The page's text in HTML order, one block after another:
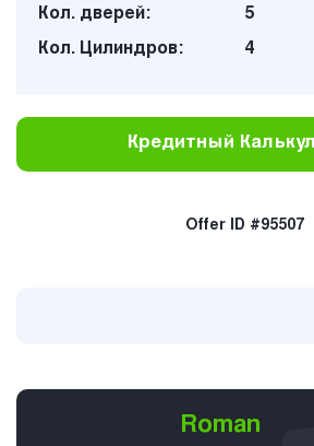
Кол. дверей:
5
Кол. Цилиндров:
4
Кредитный
Offer ID #95507
Roman